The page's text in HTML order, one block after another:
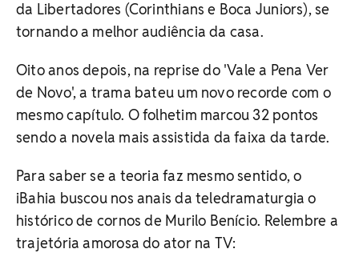
da Libertadores (Corinthians e Boca Juniors), se
tornando a melhor audiência da casa.
Oito anos depois, na reprise do 'Vale a Pena Ver
de Novo', a trama bateu um novo recorde com o
mesmo capítulo. O folhetim marcou 32 pontos
sendo a novela mais assistida da faixa da tarde.
Para saber se a teoria faz mesmo sentido, o
iBahia buscou nos anais da teledramaturgia o
histórico de cornos de Murilo Benício. Relembre a
trajetória amorosa do ator na TV: